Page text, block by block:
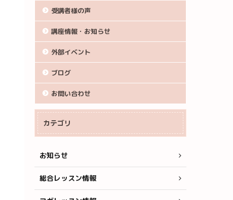
受講者様の声
講座情報・お知らせ
外部イベント
ブログ
お問い合わせ
カテゴリ
お知らせ
総合レッスン情報